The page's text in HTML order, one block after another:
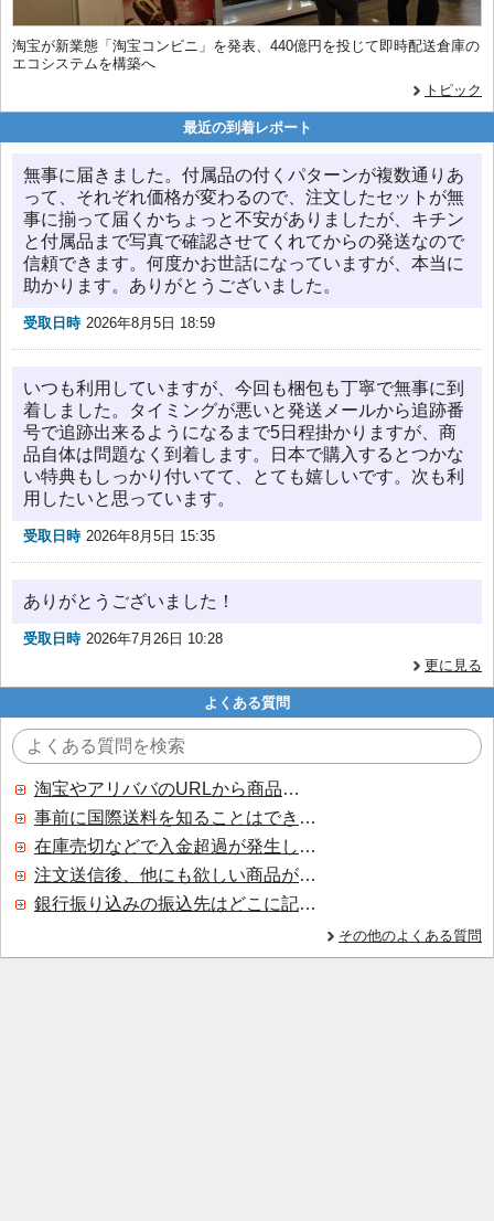
淘宝が新業態「淘宝コンビニ」を発表、440億円を投じて即時配送倉庫の
エコシステムを構築へ
トピック
最近の到着レポート
無事に届きました。付属品の付くパターンが複数通りあ
って、それぞれ価格が変わるので、注文したセットが無
事に揃って届くかちょっと不安がありましたが、キチン
と付属品まで写真で確認させてくれてからの発送なので
信頼できます。何度かお世話になっていますが、本当に
助かります。ありがとうございました。
受取日時 2026年8月5日 18:59
いつも利用していますが、今回も梱包も丁寧で無事に到
着しました。タイミングが悪いと発送メールから追跡番
号で追跡出来るようになるまで5日程掛かりますが、商
品自体は問題なく到着します。日本で購入するとつかな
い特典もしっかり付いてて、とても嬉しいです。次も利
用したいと思っています。
受取日時 2026年8月5日 15:35
ありがとうございました！
受取日時 2026年7月26日 10:28
更に見る
よくある質問
淘宝やアリババのURLから商品を探すことはできますか？
事前に国際送料を知ることはできますか？
在庫売切などで入金超過が発生した場合はいつ返金されますか？
注文送信後、他にも欲しい商品が見つかった場合、追加注文できますか？
銀行振り込みの振込先はどこに記載されていますか？
その他のよくある質問